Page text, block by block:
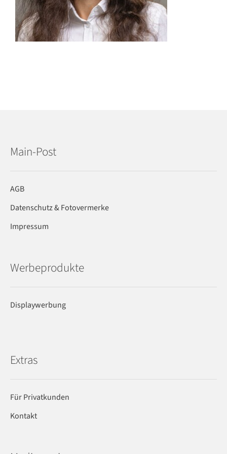
Main-Post
AGB
Datenschutz & Fotovermerke
Impressum
Werbeprodukte
Displaywerbung
Extras
Für Privatkunden
Kontakt